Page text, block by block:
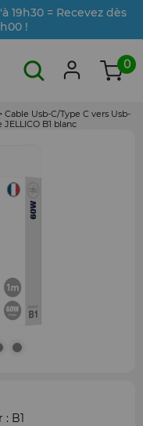
19h30 = Recevez dès
!
0
Cable Usb-C/Type C vers Usb-
B1 blanc
: B1